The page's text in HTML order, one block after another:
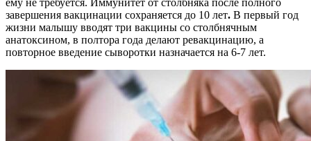
завершения вакцинации сохраняется до 10 лет. В первый год
жизни малышу вводят три вакцины со столбнячным
анатоксином, в полтора года делают ревакцинацию, а
повторное введение сыворотки назначается на 6-7 лет.